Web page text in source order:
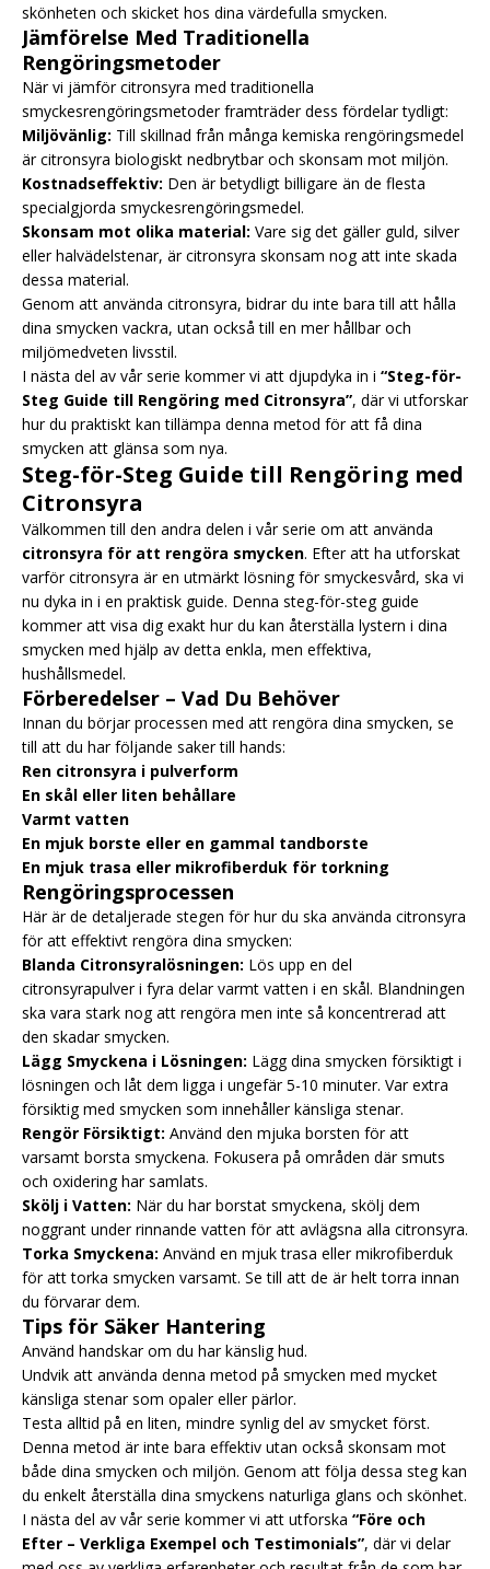
skönheten och skicket hos dina värdefulla smycken.
Jämförelse Med Traditionella
Rengöringsmetoder
När vi jämför citronsyra med traditionella
smyckesrengöringsmetoder framträder dess fördelar tydligt:
Miljövänlig: Till skillnad från många kemiska rengöringsmedel
är citronsyra biologiskt nedbrytbar och skonsam mot miljön.
Kostnadseffektiv: Den är betydligt billigare än de flesta
specialgjorda smyckesrengöringsmedel.
Skonsam mot olika material: Vare sig det gäller guld, silver
eller halvädelstenar, är citronsyra skonsam nog att inte skada
dessa material.
Genom att använda citronsyra, bidrar du inte bara till att hålla
dina smycken vackra, utan också till en mer hållbar och
miljömedveten livsstil.
I nästa del av vår serie kommer vi att djupdyka in i “Steg-för-
Steg Guide till Rengöring med Citronsyra”, där vi utforskar
hur du praktiskt kan tillämpa denna metod för att få dina
smycken att glänsa som nya.
Steg-för-Steg Guide till Rengöring med
Citronsyra
Välkommen till den andra delen i vår serie om att använda
citronsyra för att rengöra smycken. Efter att ha utforskat
varför citronsyra är en utmärkt lösning för smyckesvård, ska vi
nu dyka in i en praktisk guide. Denna steg-för-steg guide
kommer att visa dig exakt hur du kan återställa lystern i dina
smycken med hjälp av detta enkla, men effektiva,
hushållsmedel.
Förberedelser – Vad Du Behöver
Innan du börjar processen med att rengöra dina smycken, se
till att du har följande saker till hands:
Ren citronsyra i pulverform
En skål eller liten behållare
Varmt vatten
En mjuk borste eller en gammal tandborste
En mjuk trasa eller mikrofiberduk för torkning
Rengöringsprocessen
Här är de detaljerade stegen för hur du ska använda citronsyra
för att effektivt rengöra dina smycken:
Blanda Citronsyralösningen: Lös upp en del
citronsyrapulver i fyra delar varmt vatten i en skål. Blandningen
ska vara stark nog att rengöra men inte så koncentrerad att
den skadar smycken.
Lägg Smyckena i Lösningen: Lägg dina smycken försiktigt i
lösningen och låt dem ligga i ungefär 5-10 minuter. Var extra
försiktig med smycken som innehåller känsliga stenar.
Rengör Försiktigt: Använd den mjuka borsten för att
varsamt borsta smyckena. Fokusera på områden där smuts
och oxidering har samlats.
Skölj i Vatten: När du har borstat smyckena, skölj dem
noggrant under rinnande vatten för att avlägsna alla citronsyra.
Torka Smyckena: Använd en mjuk trasa eller mikrofiberduk
för att torka smycken varsamt. Se till att de är helt torra innan
du förvarar dem.
Tips för Säker Hantering
Använd handskar om du har känslig hud.
Undvik att använda denna metod på smycken med mycket
känsliga stenar som opaler eller pärlor.
Testa alltid på en liten, mindre synlig del av smycket först.
Denna metod är inte bara effektiv utan också skonsam mot
både dina smycken och miljön. Genom att följa dessa steg kan
du enkelt återställa dina smyckens naturliga glans och skönhet.
I nästa del av vår serie kommer vi att utforska “Före och
Efter – Verkliga Exempel och Testimonials”, där vi delar